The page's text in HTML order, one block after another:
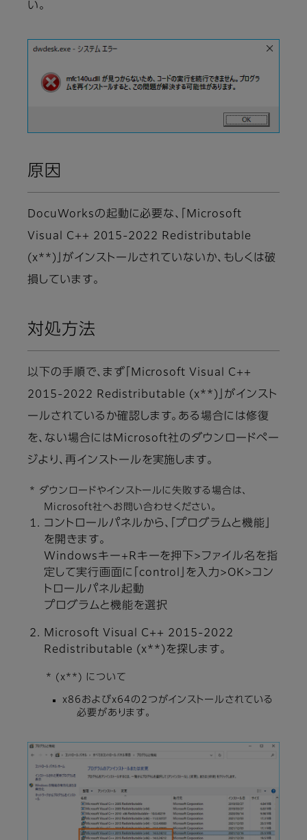
い。
原因
DocuWorksの起動に必要な、「Microsoft
Visual C++ 2015-2022 Redistributable
(x**)」がインストールされていないか、もしくは破
損しています。
対処方法
以下の手順で、まず「Microsoft Visual C++
2015-2022 Redistributable (x**)」がインスト
ールされているか確認します。ある場合には修復
を、ない場合にはMicrosoft社のダウンロードペー
ジより、再インストールを実施します。
* ダウンロードやインストールに失敗する場合は、
Microsoft社へお問い合わせください。
コントロールパネルから、「プログラムと機能」
を開きます。
Windowsキー+Rキーを押下>ファイル名を指
定して実行画面に「control」を入力>OK>コン
トロールパネル起動
プログラムと機能を選択
Microsoft Visual C++ 2015-2022
Redistributable (x**)を探します。
* (x**) について
x86およびx64の2つがインストールされている
必要があります。